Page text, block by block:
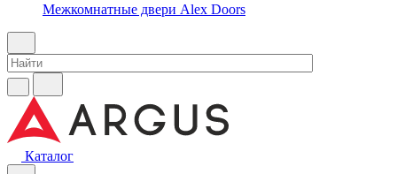
Межкомнатные двери Alex Doors
Каталог